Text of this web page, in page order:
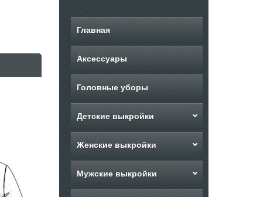
Главная
Аксессуары
Головные уборы
Детские выкройки
Женские выкройки
Мужские выкройки